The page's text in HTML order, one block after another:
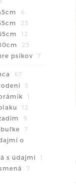
6
25
12
25
psíkov
7
67
5
1
12
9
7
o
s údajmi
1
7